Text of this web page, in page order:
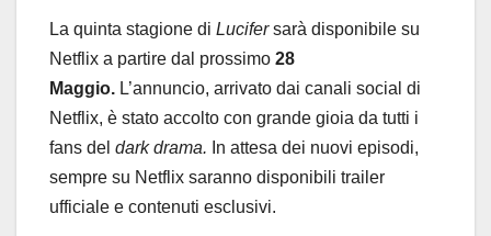
La quinta stagione di Lucifersarà disponibile su
Netflix a partire dal prossimo 28
Maggio. L’annuncio, arrivato dai canali social di
Netflix, è stato accolto con grande gioia da tutti i
fans del dark drama. In attesa dei nuovi episodi,
sempre su Netflix saranno disponibili trailer
ufficiale e contenuti esclusivi.